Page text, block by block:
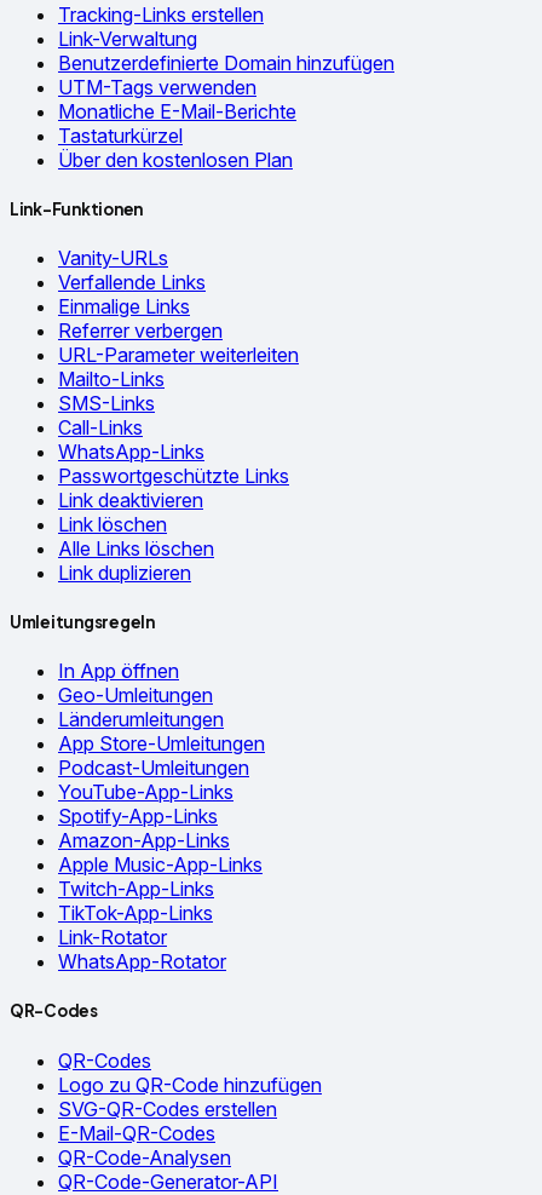
Tracking-Links erstellen
Link-Verwaltung
Benutzerdefinierte Domain hinzufügen
UTM-Tags verwenden
Monatliche E-Mail-Berichte
Tastaturkürzel
Über den kostenlosen Plan
Link-Funktionen
Vanity-URLs
Verfallende Links
Einmalige Links
Referrer verbergen
URL-Parameter weiterleiten
Mailto-Links
SMS-Links
Call-Links
WhatsApp-Links
Passwortgeschützte Links
Link deaktivieren
Link löschen
Alle Links löschen
Link duplizieren
Umleitungsregeln
In App öffnen
Geo-Umleitungen
Länderumleitungen
App Store-Umleitungen
Podcast-Umleitungen
YouTube-App-Links
Spotify-App-Links
Amazon-App-Links
Apple Music-App-Links
Twitch-App-Links
TikTok-App-Links
Link-Rotator
WhatsApp-Rotator
QR-Codes
QR-Codes
Logo zu QR-Code hinzufügen
SVG-QR-Codes erstellen
E-Mail-QR-Codes
QR-Code-Analysen
QR-Code-Generator-API